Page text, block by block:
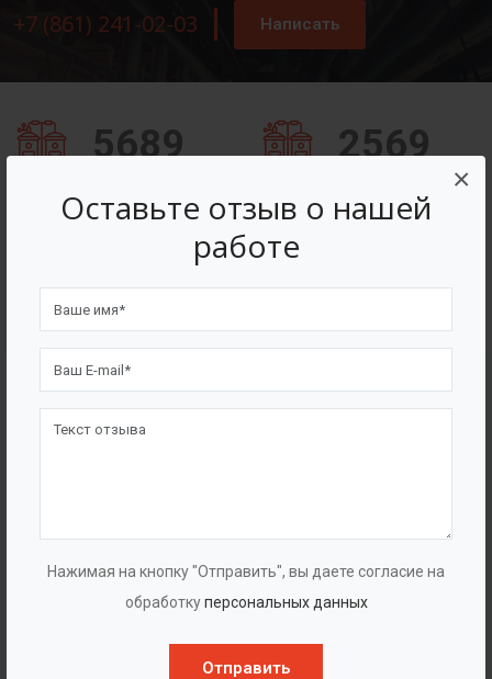
Оставьте отзыв о нашей
работе
Нажимая на кнопку "Отправить", вы даете согласие на
обработкуперсональных данных
Отправить
×
+7 (861) 241-02-03 Написать
5689 2569
Счастливых клиентов
Сертификаты